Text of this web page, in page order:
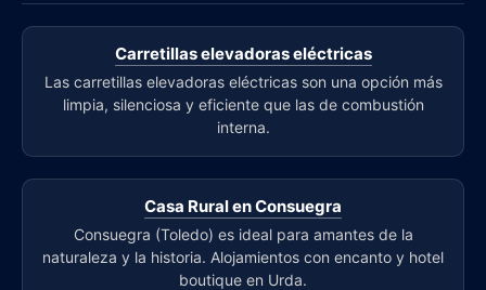
Carretillas elevadoras eléctricas
Las carretillas elevadoras eléctricas son una opción más
limpia, silenciosa y eficiente que las de combustión
interna.
Casa Rural en Consuegra
Consuegra (Toledo) es ideal para amantes de la
naturaleza y la historia. Alojamientos con encanto y hotel
boutique en Urda.